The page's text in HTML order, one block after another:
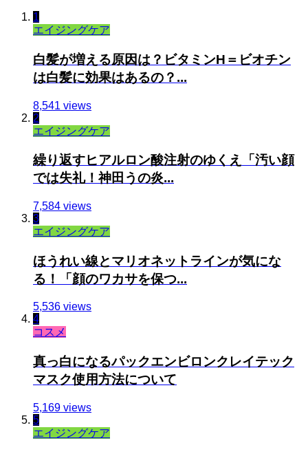
1
エイジングケア
白髪が増える原因は？ビタミンH＝ビオチン
は白髪に効果はあるの？...
8,541 views
2
エイジングケア
繰り返すヒアルロン酸注射のゆくえ「汚い顔
では失礼！神田うの炎...
7,584 views
3
エイジングケア
ほうれい線とマリオネットラインが気にな
る！「顔のワカサを保つ...
5,536 views
4
コスメ
真っ白になるパックエンビロンクレイテック
マスク使用方法について
5,169 views
5
エイジングケア